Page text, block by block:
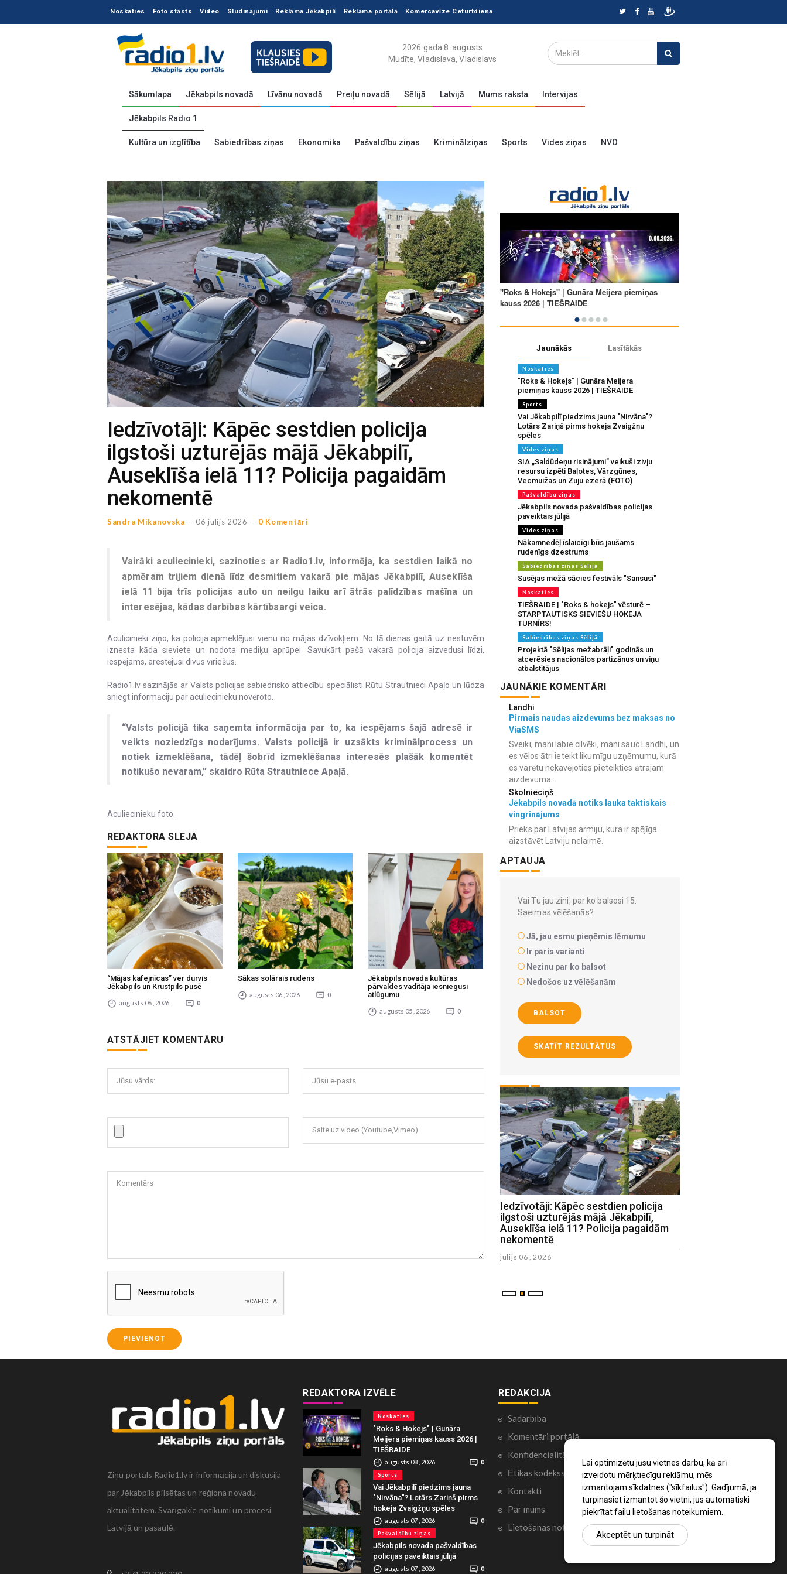
Lai optimizētu jūsu vietnes darbu, kā arī
izveidotu mērķtiecīgu reklāmu, mēs
izmantojam sīkdatnes ("sīkfailus"). Gadījumā, ja
turpināsiet izmantot šo vietni, jūs automātiski
piekrītat failu lietošanas noteikumiem.
Akceptēt un turpināt
Noskaties Foto stāsts Video Sludinājumi Reklāma Jēkabpilī Reklāma portālā Komercavīze Ceturtdiena
2026.gada 8. augusts
Mudīte, Vladislava, Vladislavs
Sākumlapa Jēkabpils novadā Līvānu novadā Preiļu novadā Sēlijā Latvijā Mums raksta Intervijas
Jēkabpils Radio 1
Kultūra un izglītība Sabiedrības ziņas Ekonomika Pašvaldību ziņas Kriminālziņas Sports Vides ziņas NVO
Iedzīvotāji: Kāpēc sestdien policija
ilgstoši uzturējās mājā Jēkabpilī,
Auseklīša ielā 11? Policija pagaidām
nekomentē
Sandra Mikanovska -- 06 julijs 2026 -- 0 Komentāri
Vairāki aculiecinieki, sazinoties ar Radio1.lv, informēja, ka sestdien laikā no
apmēram trijiem dienā līdz desmitiem vakarā pie mājas Jēkabpilī, Auseklīša
ielā 11 bija trīs policijas auto un neilgu laiku arī ātrās palīdzības mašīna un
interesējas, kādas darbības kārtībsargi veica.
Aculicinieki ziņo, ka policija apmeklējusi vienu no mājas dzīvokļiem. No tā dienas gaitā uz nestuvēm
iznesta kāda sieviete un nodota mediķu aprūpei. Savukārt pašā vakarā policija aizvedusi līdzi,
iespējams, arestējusi divus vīriešus.
Radio1.lv sazinājās ar Valsts policijas sabiedrisko attiecību speciālisti Rūtu Strautnieci Apaļo un lūdza
sniegt informāciju par aculiecinieku novēroto.
“Valsts policijā tika saņemta informācija par to, ka iespējams šajā adresē ir
veikts noziedzīgs nodarījums. Valsts policijā ir uzsākts kriminālprocess un
notiek izmeklēšana, tādēļ šobrīd izmeklēšanas interesēs plašāk komentēt
notikušo nevaram,” skaidro Rūta Strautniece Apaļā.
Aculiecinieku foto.
REDAKTORA SLEJA
“Mājas kafejnīcas” ver durvis
Jēkabpils un Krustpils pusē
augusts 06 , 2026 0
Sākas solārais rudens
augusts 06 , 2026 0
Jēkabpils novada kultūras
pārvaldes vadītāja iesniegusi
atlūgumu
augusts 05 , 2026 0
ATSTĀJIET KOMENTĀRU
Jūsu vārds: Jūsu e-pasts
Saite uz video (Youtube,Vimeo)
Komentārs
PIEVIENOT
Jaunākās Lasītākās
Noskaties
"Roks & Hokejs" | Gunāra Meijera
piemiņas kauss 2026 | TIEŠRAIDE
Sports
Vai Jēkabpilī piedzims jauna "Nirvāna"?
Lotārs Zariņš pirms hokeja Zvaigžņu
spēles
Vides ziņas
SIA „Saldūdeņu risinājumi” veikuši zivju
resursu izpēti Baļotes, Vārzgūnes,
Vecmuižas un Zuju ezerā (FOTO)
Pašvaldību ziņas
Jēkabpils novada pašvaldības policijas
paveiktais jūlijā
Vides ziņas
Nākamnedēļ īslaicīgi būs jaušams
rudenīgs dzestrums
Sabiedrības ziņas Sēlijā
Susējas mežā sācies festivāls "Sansusī"
Noskaties
TIEŠRAIDE | "Roks & hokejs" vēsturē –
STARPTAUTISKS SIEVIEŠU HOKEJA
TURNĪRS!
Sabiedrības ziņas Sēlijā
Projektā "Sēlijas mežabrāļi" godinās un
atcerēsies nacionālos partizānus un viņu
atbalstītājus
JAUNĀKIE KOMENTĀRI
Landhi
Pirmais naudas aizdevums bez maksas no
ViaSMS
Sveiki, mani labie cilvēki, mani sauc Landhi, un
es vēlos ātri ieteikt likumīgu uzņēmumu, kurā
es varētu nekavējoties pieteikties ātrajam
aizdevuma...
Skolnieciņš
Jēkabpils novadā notiks lauka taktiskais
vingrinājums
Prieks par Latvijas armiju, kura ir spējīga
aizstāvēt Latviju nelaimē.
APTAUJA
Vai Tu jau zini, par ko balsosi 15.
Saeimas vēlēšanās?
Jā, jau esmu pieņēmis lēmumu
Ir pāris varianti
Nezinu par ko balsot
Nedošos uz vēlēšanām
BALSOT
SKATĪT REZULTĀTUS
Iedzīvotāji: Kāpēc sestdien policija
ilgstoši uzturējās mājā Jēkabpilī,
Auseklīša ielā 11? Policija pagaidām
nekomentē
julijs 06 , 2026
Ziņu portāls Radio1.lv ir informācija un diskusija
par Jēkabpils pilsētas un reģiona novadu
aktualitātēm. Svarīgākie notikumi un procesi
Latvijā un pasaulē.
REDAKTORA IZVĒLE
Noskaties
"Roks & Hokejs" | Gunāra
Meijera piemiņas kauss 2026 |
TIEŠRAIDE
augusts 08 , 2026 0
Sports
Vai Jēkabpilī piedzims jauna
"Nirvāna"? Lotārs Zariņš pirms
hokeja Zvaigžņu spēles
augusts 07 , 2026 0
Pašvaldību ziņas
Jēkabpils novada pašvaldības
policijas paveiktais jūlijā
augusts 07 , 2026 0
REDAKCIJA
Sadarbība
Komentāri portālā
Konfidencialitātes politika
Ētikas kodekss
Kontakti
Par mums
Lietošanas noteikumi